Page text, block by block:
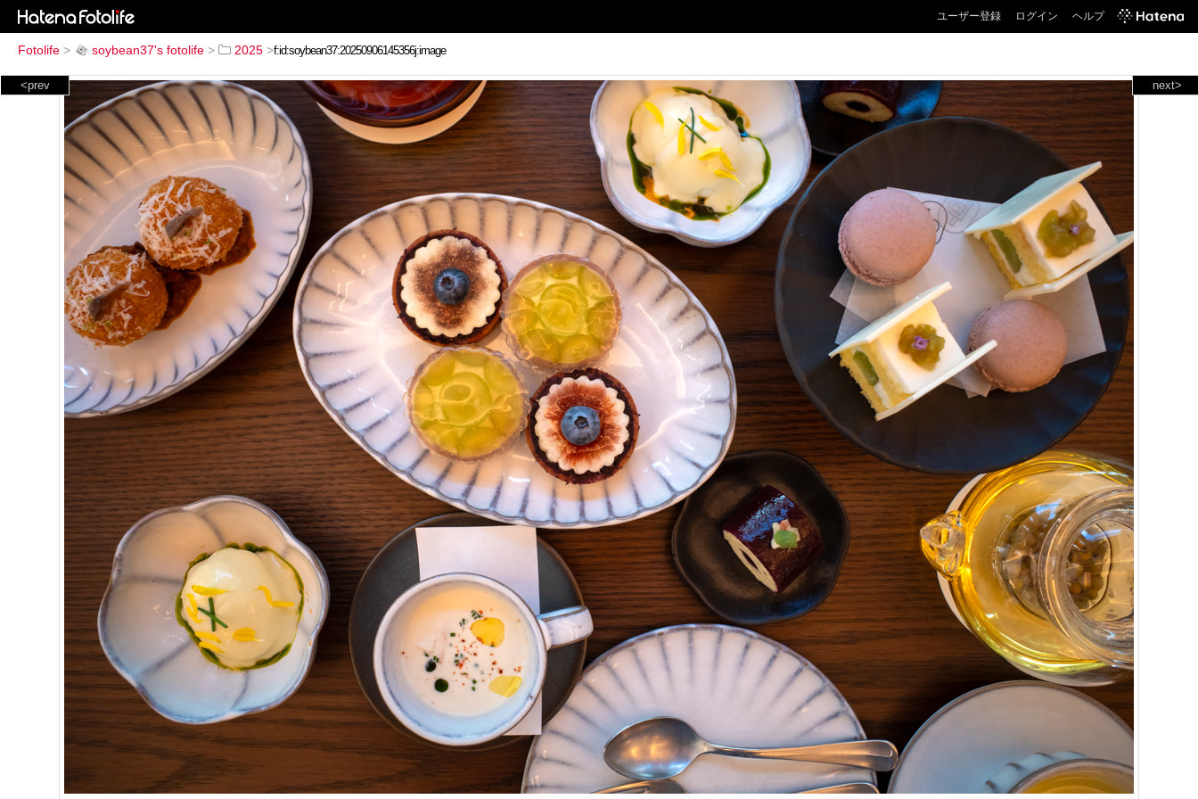
ユーザー登録 ログイン ヘルプ
Fotolife > soybean37's fotolife > 2025 >
next>
<prev